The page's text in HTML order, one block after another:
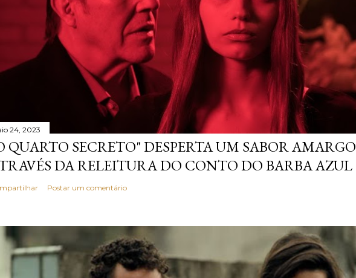
24, 2023
QUARTO SECRETO" DESPERTA UM SABOR AMARGO
DA RELEITURA DO CONTO DO BARBA AZUL
Postar um comentário